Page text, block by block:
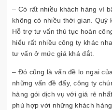
– Có rất nhiều khách hàng vì
không có nhiều thời gian. Quý
Hỗ trợ tư vấn thủ tục hoàn
hiểu rất nhiều công ty khác
tư vấn ở mức giá khá đắt.
– Đó cũng là vấn đề lo ngại
những vấn đề đấy, công ty
hàng gói dịch vụ với giá rẻ
phù hợp với những khách